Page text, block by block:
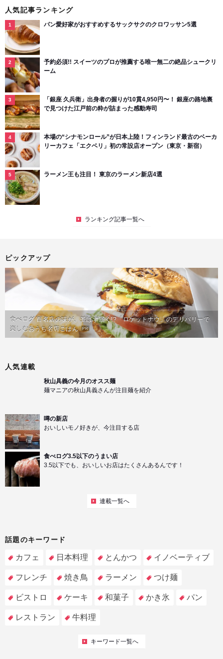
人気記事ランキング
パン愛好家がおすすめするサックサクのクロワッサン5選
予約必須!! スイーツのプロが推薦する唯一無二の絶品シュークリ
ーム
「銀座 久兵衛」出身者の握りが10貫4,950円〜！ 銀座の路地裏
で見つけた江戸前の粋が詰まった感動寿司
本場の“シナモンロール”が日本上陸！フィンランド最古のベーカ
リーカフェ「エクベリ」初の常設店オープン（東京・新宿）
ラーメン王も注目！ 東京のラーメン新店4選
ランキング記事一覧へ
ピックアップ
食べログ 百名店の味が、並ばず届く!?「ロケットナウ」のデリバリーで
楽しむおうち名店ごはん PR
人気連載
秋山具義の今月のオスス麺
麺マニアの秋山具義さんが注目麺を紹介
噂の新店
おいしいモノ好きが、今注目する店
食べログ3.5以下のうまい店
3.5以下でも、おいしいお店はたくさんあるんです！
連載一覧へ
話題のキーワード
カフェ 日本料理 とんかつ イノベーティブ
フレンチ 焼き鳥 ラーメン つけ麺
ビストロ ケーキ 和菓子 かき氷 パン
レストラン 牛料理
キーワード一覧へ